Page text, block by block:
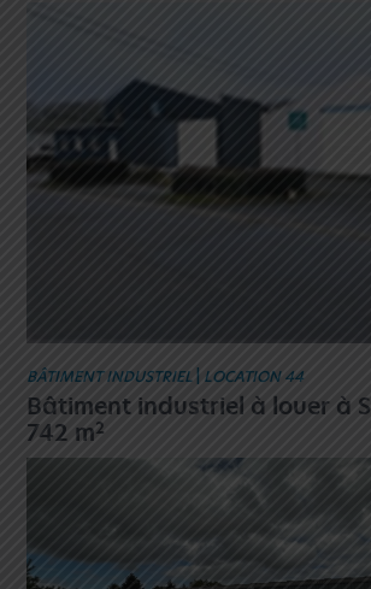
BÂTIMENT INDUSTRIEL LOCATION 44
Bâtiment industriel à louer à
742 m2